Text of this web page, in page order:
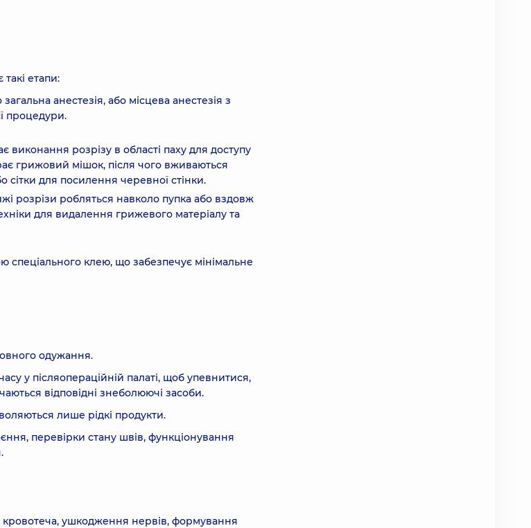
етапи:
анестезія, або місцева анестезія з
процедури.
виконання розрізу в області паху для доступу
грижовий мішок, після чого вживаються
для посилення черевної стінки.
розрізи робляться навколо пупка або вздовж
для видалення грижевого матеріалу та
клею, що забезпечує мінімальне
одужання.
у післяопераційній палаті, щоб упевнитися,
відповідні знеболюючі засоби.
лише рідкі продукти.
перевірки стану швів, функціонування
кровотеча, ушкодження нервів, формування